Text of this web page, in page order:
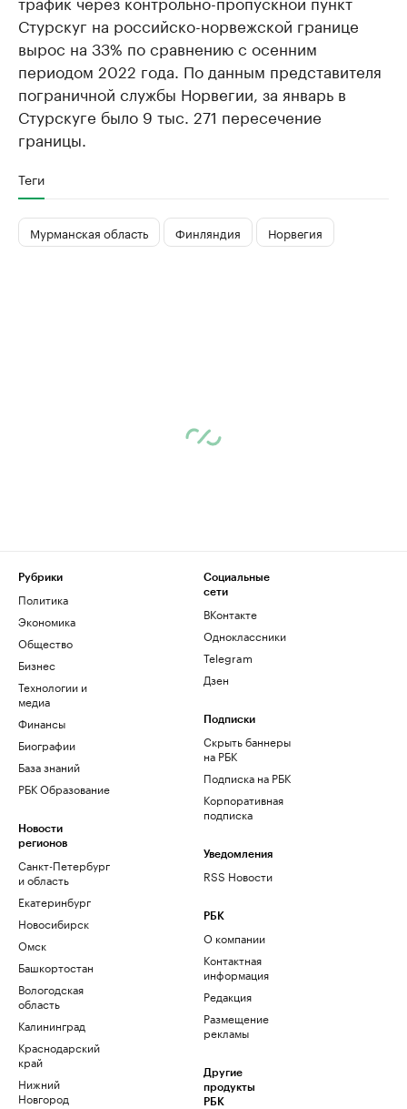
Стурскуг на российско-норвежской границе
вырос на 33% по сравнению с осенним
периодом 2022 года. По данным представителя
пограничной службы Норвегии, за январь в
Стурскуге было 9 тыс. 271 пересечение
границы.
Теги
Мурманская область Финляндия Норвегия
Рубрики
Политика
Экономика
Общество
Бизнес
Технологии и
медиа
Финансы
Биографии
База знаний
РБК Образование
Новости
регионов
Санкт-Петербург
и область
Екатеринбург
Новосибирск
Омск
Башкортостан
Вологодская
область
Калининград
Краснодарский
край
Нижний
Новгород
Социальные
сети
ВКонтакте
Одноклассники
Telegram
Дзен
Подписки
Скрыть баннеры
на РБК
Подписка на РБК
Корпоративная
подписка
Уведомления
RSS Новости
РБК
О компании
Контактная
информация
Редакция
Размещение
рекламы
Другие
продукты
РБК